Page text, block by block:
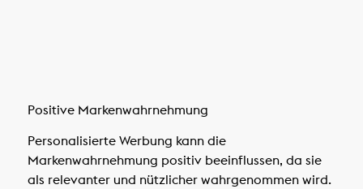
Positive Markenwahrnehmung
Personalisierte Werbung kann die
Markenwahrnehmung positiv beeinflussen, da sie
als relevanter und nützlicher wahrgenommen wird.